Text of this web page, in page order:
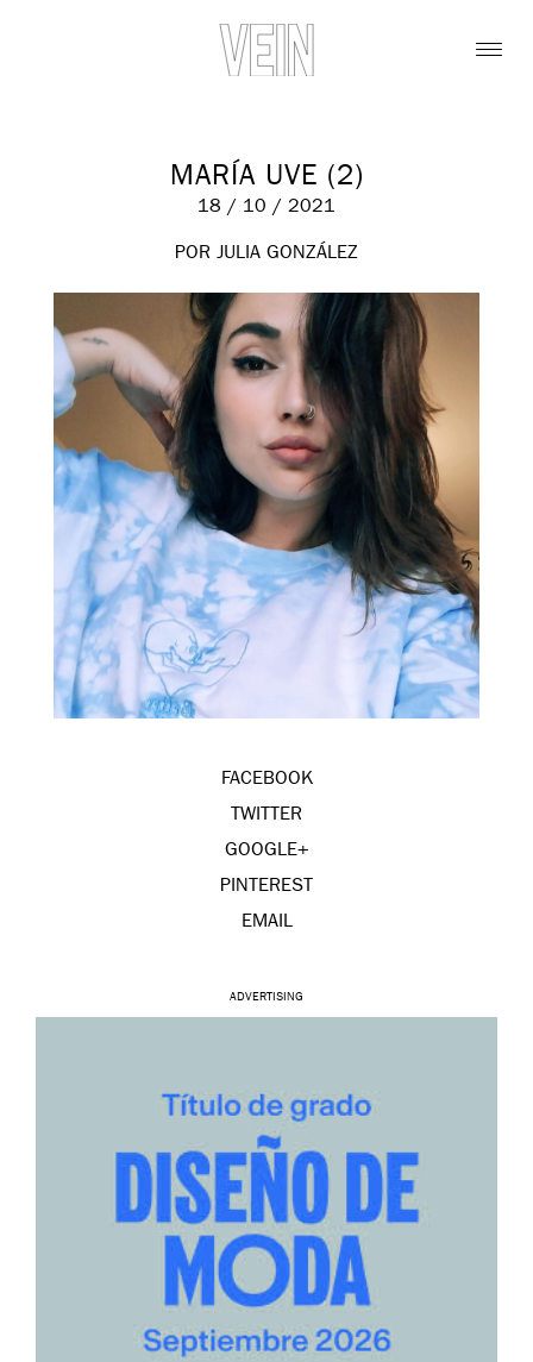
MARÍA UVE (2)
18 / 10 / 2021
POR JULIA GONZÁLEZ
FACEBOOK
TWITTER
GOOGLE+
PINTEREST
EMAIL
ADVERTISING